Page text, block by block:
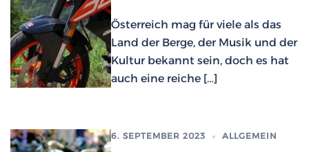
Österreich mag für viele als das
Land der Berge, der Musik und der
Kultur bekannt sein, doch es hat
auch eine reiche […]
6. SEPTEMBER 2023 ALLGEMEIN